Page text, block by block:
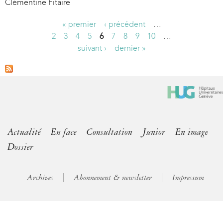
Clémentine Fitaire
g
« premier ‹ précédent
…
2
3 4 5 6 7 8 9 10
…
suivant ›
dernier »
Actualité En face Consultation Junior
En image
Dossier
Archives Abonnement & newsletter Impressum